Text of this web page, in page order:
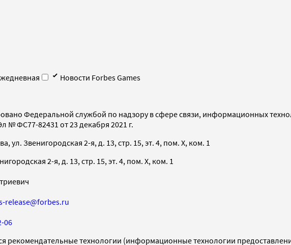
Новости Forbes Games
Федеральной службой по надзору в сфере связи, информационных
№ ФС77-82431 от 23 декабря 2021 г.
ул. Звенигородская 2-я, д. 13, стр. 15, эт. 4, пом. X, ком. 1
2-я, д. 13, стр. 15, эт. 4, пом. X, ком. 1
release@forbes.ru
06
технологии (информационные технологии